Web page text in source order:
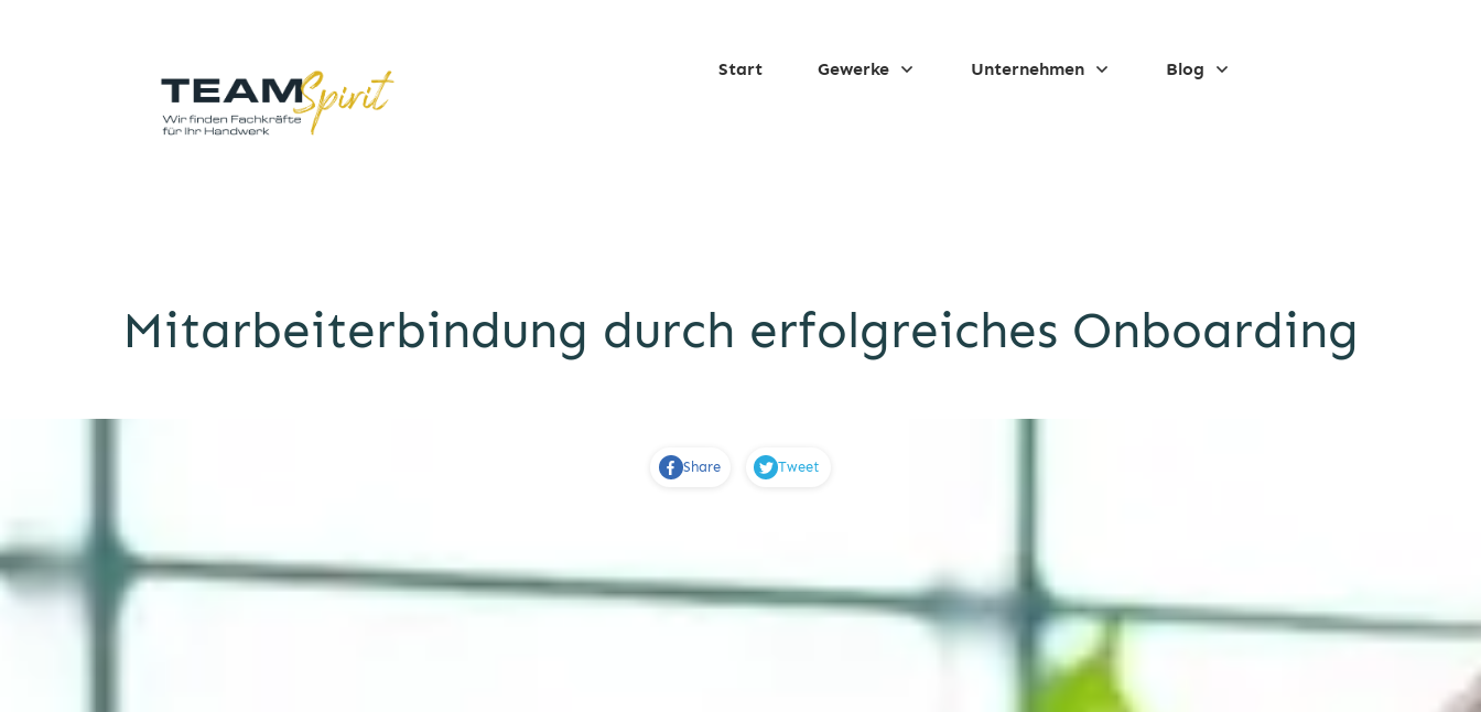
Start Gewerke Unternehmen Blog
Mitarbeiterbindung durch erfolgreiches Onboarding
Share Tweet